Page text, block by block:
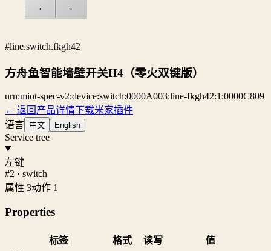
#line.switch.fkgh42
方舟鱼智能墙壁开关H4（零火双键版）
urn:miot-spec-v2:device:switch:0000A003:line-fkgh42:1:0000C809
← 返回产品详情下载米家插件
语言 中文 English
Service tree
左键
#2 · switch
属性 3动作 1
Properties
标签 格式 读写
值